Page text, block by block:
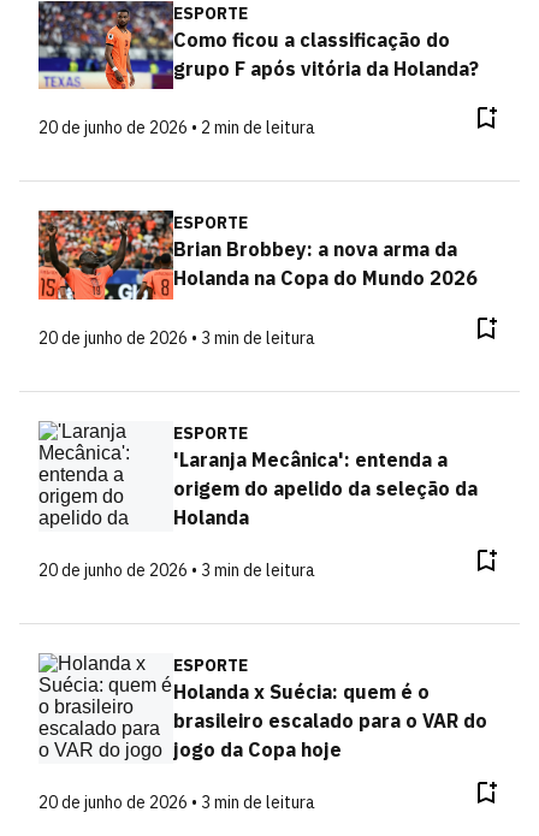
ESPORTE
Como ficou a classificação do
grupo F após vitória da Holanda?
20 de junho de 2026 • 2 min de leitura
ESPORTE
Brian Brobbey: a nova arma da
Holanda na Copa do Mundo 2026
20 de junho de 2026 • 3 min de leitura
ESPORTE
'Laranja Mecânica': entenda a
origem do apelido da seleção da
Holanda
20 de junho de 2026 • 3 min de leitura
ESPORTE
Holanda x Suécia: quem é o
brasileiro escalado para o VAR do
jogo da Copa hoje
20 de junho de 2026 • 3 min de leitura